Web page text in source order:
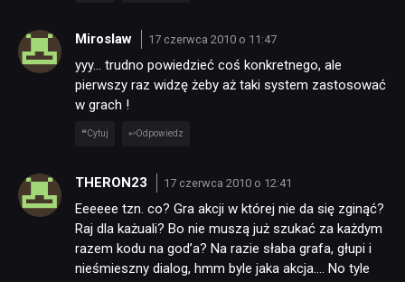
Miroslaw 17 czerwca 2010 o 11:47
yyy… trudno powiedzieć coś konkretnego, ale
pierwszy raz widzę żeby aż taki system zastosować
w grach !
Cytuj Odpowiedz
THERON23 17 czerwca 2010 o 12:41
Eeeeee tzn. co? Gra akcji w której nie da się zginąć?
Raj dla każuali? Bo nie muszą już szukać za każdym
razem kodu na god’a? Na razie słaba grafa, głupi i
nieśmieszny dialog, hmm byle jaka akcja…. No tyle